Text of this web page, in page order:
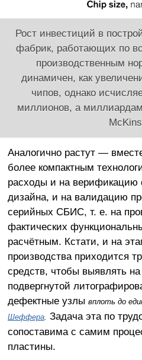
Рост инвестиций в
фабрик, работающих по
производственным
динамичен, как
чипов, однако
миллионов, а
Аналогично растут —
более компактным
расходы и на верификацию
дизайна, и на валидацию
серийных СБИС, т. е. на
фактических
расчётным. Кстати, и на
производства приходится
средств, чтобы выявлять на
подвергнутой
дефектные узлы вплоть до
Шеффера. Задача эта по
сопоставима с самим
пластины.